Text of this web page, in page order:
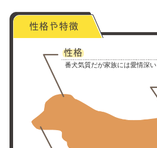
番犬気質だが家族には愛情深い